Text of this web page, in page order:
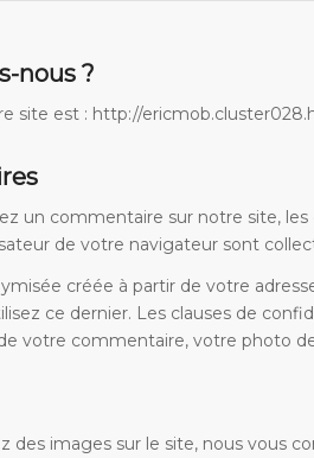
nous ?
site est : http://
un commentaire sur notre site,
de votre navigateur sont
créée à partir de votre
ce dernier. Les clauses de
votre commentaire, votre photo
des images sur le site, nous vous